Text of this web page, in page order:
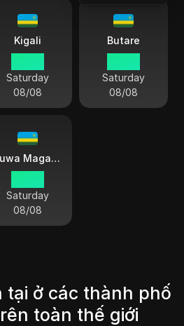
Kigali
Saturday
08/08
Butare
Saturday
08/08
Luwa Magana
Saturday
08/08
tại ở các thành phố
toàn thế giới